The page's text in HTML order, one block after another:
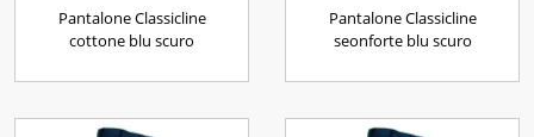
Pantalone Classicline
cottone blu scuro
Pantalone Classicline
seonforte blu scuro